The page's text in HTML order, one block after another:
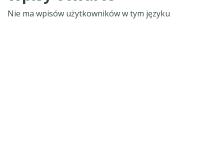
Nie ma wpisów użytkowników w tym języku